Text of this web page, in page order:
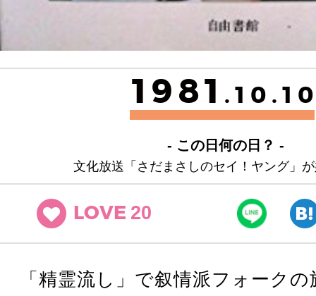
1981
- この日何の日？ -
文化放送「さだまさしのセイ！ヤング」
LOVE 20
「精霊流し」で叙情派フォーク